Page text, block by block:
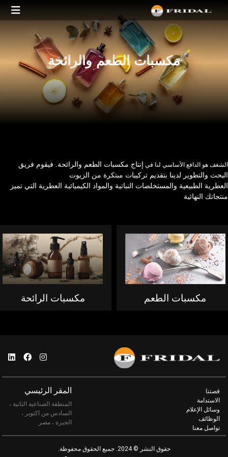
مكسبات الطعم والرائحة
الشغف هو الدافع الأساسي لنا في إنتاج مكسبات الطعم والرائحة. فيقوم فریق
البحث والتطویر لدینا بتقديم تركیبات مبتكرة من الزیوت
العطرية الطبیعیة والمستخلصات النباتیة والمواد الكیمیائیة العطرية التي تميز
منتجاتك النھائیة
مكسبات الطعم مكسبات الرائحة
قصتنا
الاستدامة
وسائل الإعلام
الوظائف
تواصل معنا
المقر الرئيسي
المنطقة الصناعية الثانية ،
السادس من اكتوبر ،
الجيزة ، مصر.
حقوق النشر © 2024. جميع الحقوق محفوظة.